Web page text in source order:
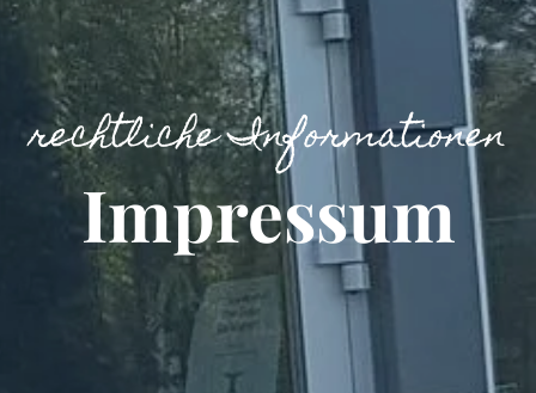
rechtliche Informationen
Impressum